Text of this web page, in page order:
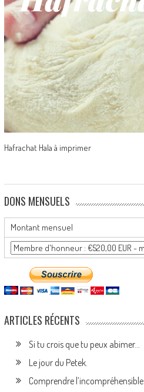
Hafrachat Hala à imprimer
DONS MENSUELS
Montant mensuel
ARTICLES RÉCENTS
Si tu crois que tu peux abimer…
Le jour du Petek.
Comprendre l’incompréhensible.